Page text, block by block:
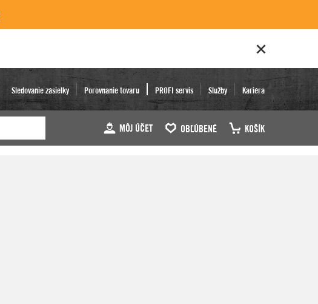
Sledovanie zásielky Porovnanie tovaru PROFI servis Služby Kariéra
MÔJ ÚČET OBĽÚBENÉ KOŠÍK